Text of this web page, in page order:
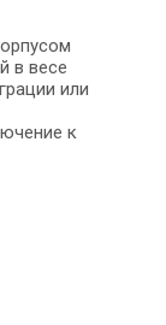
в весе
или
к